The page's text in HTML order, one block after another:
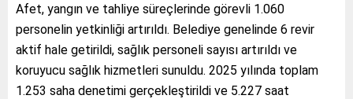
Afet, yangın ve tahliye süreçlerinde görevli 1.060
personelin yetkinliği artırıldı. Belediye genelinde 6 revir
aktif hale getirildi, sağlık personeli sayısı artırıldı ve
koruyucu sağlık hizmetleri sunuldu. 2025 yılında toplam
1.253 saha denetimi gerçekleştirildi ve 5.227 saat